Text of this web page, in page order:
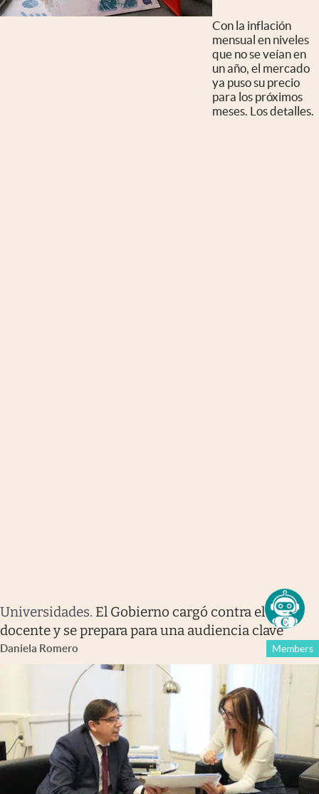
Con la inflación
mensual en niveles
que no se veían en
un año, el mercado
ya puso su precio
para los próximos
meses. Los detalles.
Universidades. El Gobierno cargó contra el paro
docente y se prepara para una audiencia clave
Daniela Romero Members